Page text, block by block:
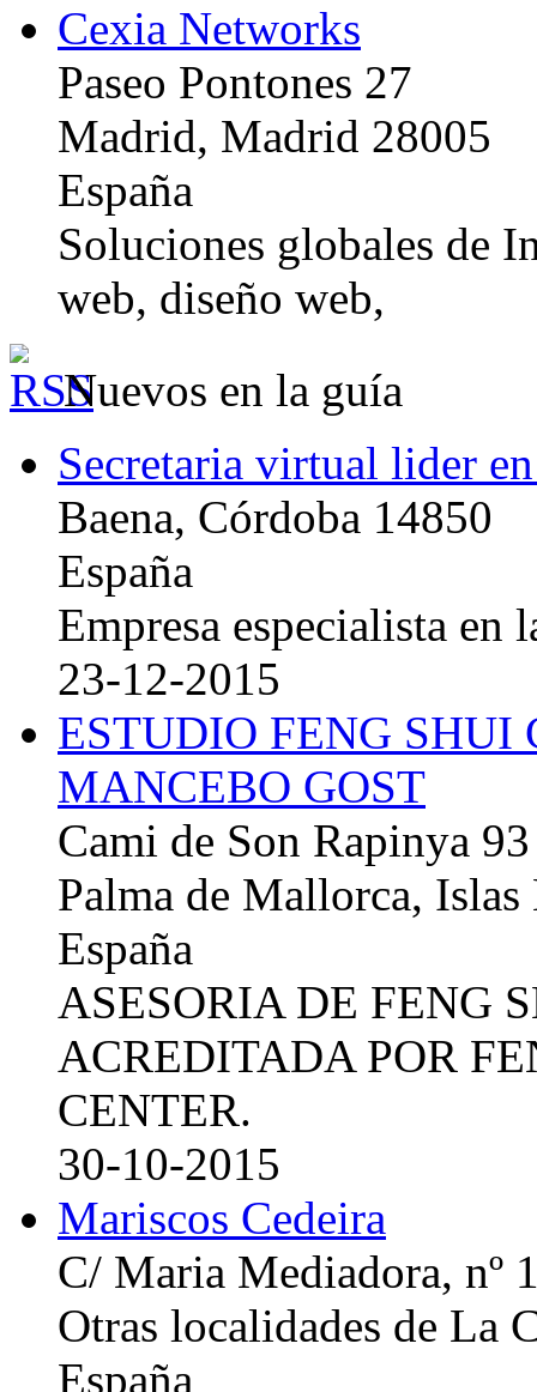
Cexia Networks
Paseo Pontones 27
Madrid, Madrid 28005
España
Soluciones globales de
web, diseño web,
Nuevos en la guía
Secretaria virtual lider
Baena, Córdoba 14850
España
Empresa especialista en
23-12-2015
ESTUDIO FENG
MANCEBO GOST
Cami de Son Rapinya 93
Palma de Mallorca, Islas
España
ASESORIA DE FENG
ACREDITADA POR
CENTER.
30-10-2015
Mariscos Cedeira
C/ Maria Mediadora, nº
Otras localidades de La
España